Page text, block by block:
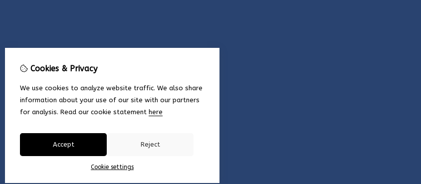
Cookies & Privacy
We use cookies to analyze website traffic. We also share
information about your use of our site with our partners
for analysis. Read our cookie statement here
Accept Reject
Cookie settings